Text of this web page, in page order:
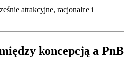
atrakcyjne, racjonalne i
koncepcją a PnB